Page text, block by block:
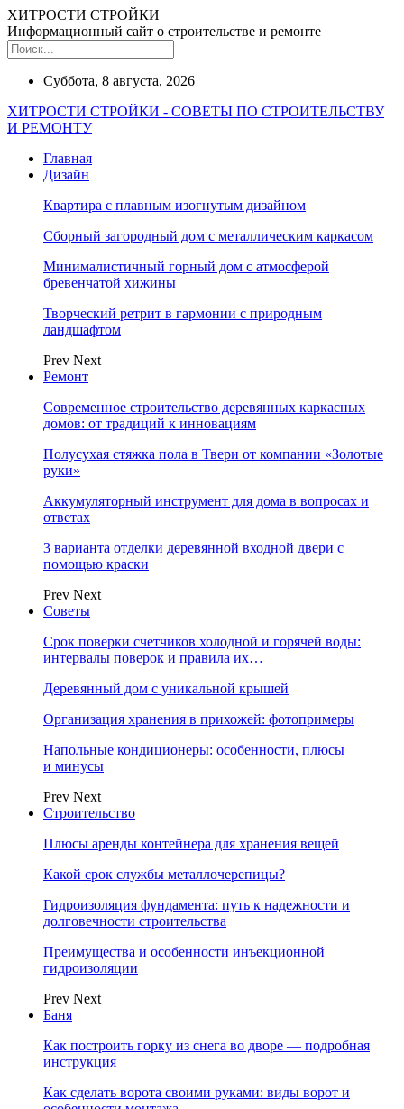
ХИТРОСТИ СТРОЙКИ
Информационный сайт о строительстве и ремонте
Суббота, 8 августа, 2026
ХИТРОСТИ СТРОЙКИ - СОВЕТЫ ПО СТРОИТЕЛЬСТВУ
И РЕМОНТУ
Главная
Дизайн
Квартира с плавным изогнутым дизайном
Сборный загородный дом с металлическим каркасом
Минималистичный горный дом с атмосферой
бревенчатой хижины
Творческий ретрит в гармонии с природным
ландшафтом
Prev Next
Ремонт
Современное строительство деревянных каркасных
домов: от традиций к инновациям
Полусухая стяжка пола в Твери от компании «Золотые
руки»
Аккумуляторный инструмент для дома в вопросах и
ответах
3 варианта отделки деревянной входной двери с
помощью краски
Prev Next
Советы
Срок поверки счетчиков холодной и горячей воды:
интервалы поверок и правила их…
Деревянный дом с уникальной крышей
Организация хранения в прихожей: фотопримеры
Напольные кондиционеры: особенности, плюсы
и минусы
Prev Next
Строительство
Плюсы аренды контейнера для хранения вещей
Какой срок службы металлочерепицы?
Гидроизоляция фундамента: путь к надежности и
долговечности строительства
Преимущества и особенности инъекционной
гидроизоляции
Prev Next
Баня
Как построить горку из снега во дворе — подробная
инструкция
Как сделать ворота своими руками: виды ворот и